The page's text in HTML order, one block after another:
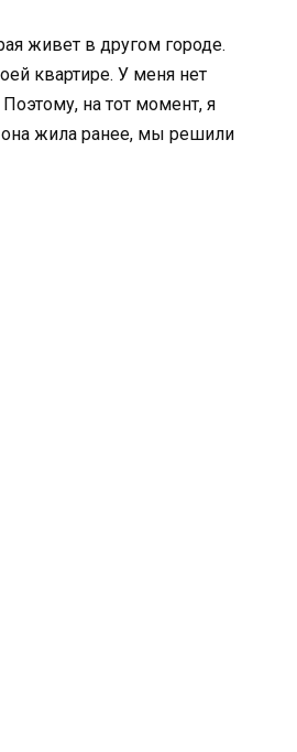
живет в другом городе.
квартире. У меня нет
на тот момент, я
жила ранее, мы решили